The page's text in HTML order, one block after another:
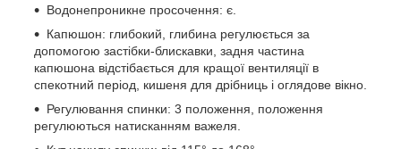
Водонепроникне просочення: є.
Капюшон: глибокий, глибина регулюється за
допомогою застібки-блискавки, задня частина
капюшона відстібається для кращої вентиляції в
спекотний період, кишеня для дрібниць і оглядове вікно.
Регулювання спинки: 3 положення, положення
регулюються натисканням важеля.